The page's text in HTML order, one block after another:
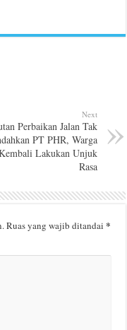
Next
Perbaikan Jalan Tak
PT PHR, Warga
Lakukan Unjuk
Rasa
Ruas yang wajib ditandai*